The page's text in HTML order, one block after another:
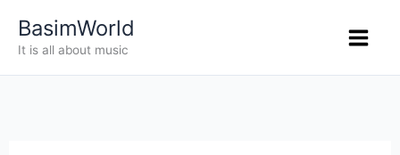
BasimWorld
It is all about music